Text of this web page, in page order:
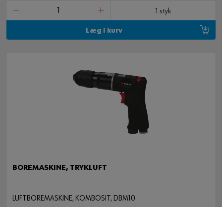
1 styk
Læg i kurv
BOREMASKINE, TRYKLUFT
LUFTBOREMASKINE, KOMBOSIT, DBM10